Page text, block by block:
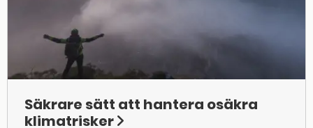
Säkrare sätt att hantera osäkra
klimatrisker